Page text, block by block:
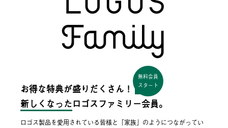
お得な特典が盛りだくさん！
無料会員
スタート
新しくなった ロゴスファミリー会員。
ロゴス製品を愛用されている皆様と「家族」のようにつながってい